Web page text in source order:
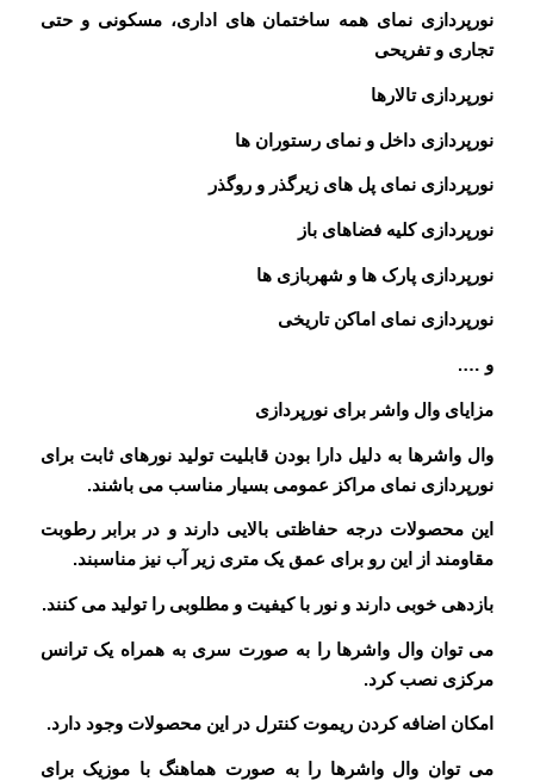
نورپردازی نمای همه ساختمان های اداری، مسکونی و حتی
تجاری و تفریحی
نورپردازی تالارها
نورپردازی داخل و نمای رستوران ها
نورپردازی نمای پل های زیرگذر و روگذر
نورپردازی کلیه فضاهای باز
نورپردازی پارک ها و شهربازی ها
نورپردازی نمای اماکن تاریخی
و ….
مزایای وال واشر برای نورپردازی
وال واشرها به دلیل دارا بودن قابلیت تولید نورهای ثابت برای
نورپردازی نمای مراکز عمومی بسیار مناسب می باشند.
این محصولات درجه حفاظتی بالایی دارند و در برابر رطوبت
مقاومند از این رو برای عمق یک متری زیر آب نیز مناسبند.
بازدهی خوبی دارند و نور با کیفیت و مطلوبی را تولید می کنند.
می توان وال واشرها را به صورت سری به همراه یک ترانس
مرکزی نصب کرد.
امکان اضافه کردن ریموت کنترل در این محصولات وجود دارد.
می توان وال واشرها را به صورت هماهنگ با موزیک برای